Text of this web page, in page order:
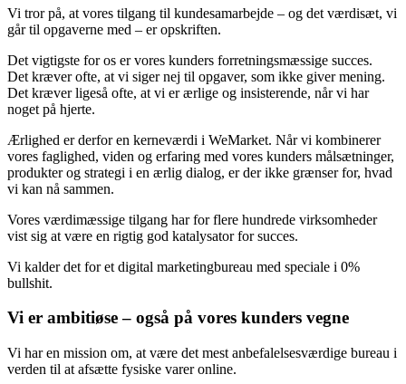
Vi tror på, at vores tilgang til kundesamarbejde – og det værdisæt, vi
går til opgaverne med – er opskriften.
Det vigtigste for os er vores kunders forretningsmæssige succes.
Det kræver ofte, at vi siger nej til opgaver, som ikke giver mening.
Det kræver ligeså ofte, at vi er ærlige og insisterende, når vi har
noget på hjerte.
Ærlighed er derfor en kerneværdi i WeMarket. Når vi kombinerer
vores faglighed, viden og erfaring med vores kunders målsætninger,
produkter og strategi i en ærlig dialog, er der ikke grænser for, hvad
vi kan nå sammen.
Vores værdimæssige tilgang har for flere hundrede virksomheder
vist sig at være en rigtig god katalysator for succes.
Vi kalder det for et digital marketingbureau med speciale i 0%
bullshit.
Vi er ambitiøse – også på vores kunders vegne
Vi har en mission om, at være det mest anbefalelsesværdige bureau i
verden til at afsætte fysiske varer online.